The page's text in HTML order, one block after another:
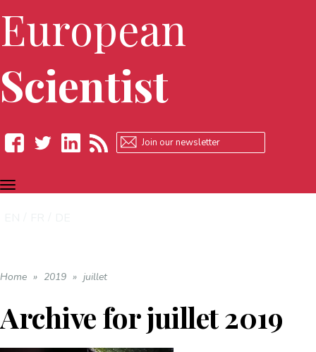
European
Scientist
Facebook
TOGGLE
NAVIGATION
Home » 2019 » juillet
Archive forjuillet 2019